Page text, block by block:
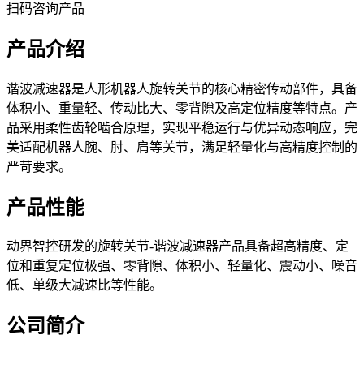
扫码咨询产品
产品介绍
谐波减速器是人形机器人旋转关节的核心精密传动部件，具备
体积小、重量轻、传动比大、零背隙及高定位精度等特点。产
品采用柔性齿轮啮合原理，实现平稳运行与优异动态响应，完
美适配机器人腕、肘、肩等关节，满足轻量化与高精度控制的
严苛要求。
产品性能
动界智控研发的旋转关节-谐波减速器产品具备超高精度、定
位和重复定位极强、零背隙、体积小、轻量化、震动小、噪音
低、单级大减速比等性能。
公司简介